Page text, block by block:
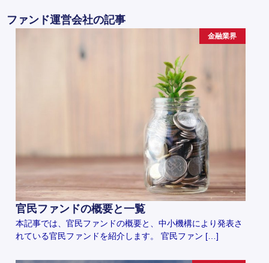
ファンド運営会社の記事
金融業界
官民ファンドの概要と一覧
本記事では、官民ファンドの概要と、中小機構により発表さ
れている官民ファンドを紹介します。 官民ファン […]